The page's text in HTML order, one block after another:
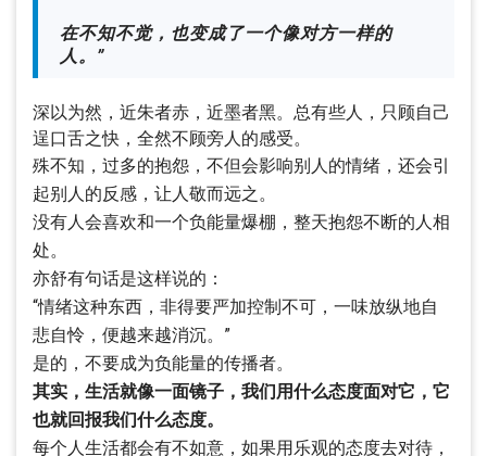
在不知不觉，也变成了一个像对方一样的
人。”
深以为然，近朱者赤，近墨者黑。总有些人，只顾自己
逞口舌之快，全然不顾旁人的感受。
殊不知，过多的抱怨，不但会影响别人的情绪，还会引
起别人的反感，让人敬而远之。
没有人会喜欢和一个负能量爆棚，整天抱怨不断的人相
处。
亦舒有句话是这样说的：
“情绪这种东西，非得要严加控制不可，一味放纵地自
悲自怜，便越来越消沉。”
是的，不要成为负能量的传播者。
其实，生活就像一面镜子，我们用什么态度面对它，它
也就回报我们什么态度。
每个人生活都会有不如意，如果用乐观的态度去对待，